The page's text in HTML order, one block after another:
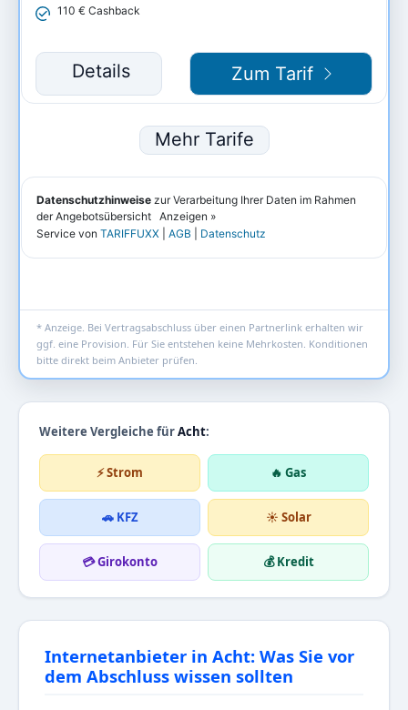
* Anzeige. Bei Vertragsabschluss über einen Partnerlink erhalten wir
ggf. eine Provision. Für Sie entstehen keine Mehrkosten. Konditionen
bitte direkt beim Anbieter prüfen.
Weitere Vergleiche fürAcht:
⚡ Strom 🔥 Gas
🚗 KFZ ☀️ Solar
💳 Girokonto 💰 Kredit
Internetanbieter in Acht: Was Sie vor
dem Abschluss wissen sollten